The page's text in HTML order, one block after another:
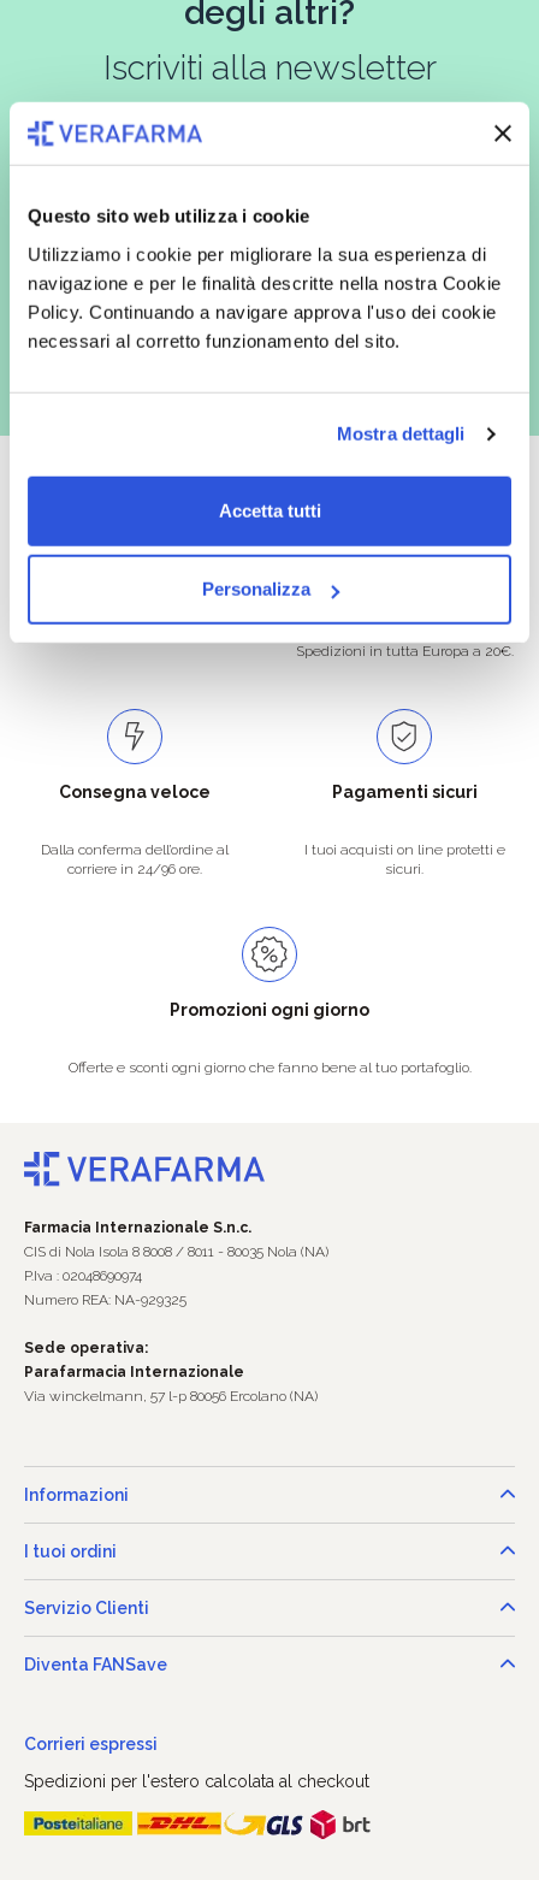
Questo sito web utilizza i cookie
Utilizziamo i cookie per migliorare la sua esperienza di
navigazione e per le finalità descritte nella nostra Cookie
Policy. Continuando a navigare approva l'uso dei cookie
necessari al corretto funzionamento del sito.
Mostra dettagli
Accetta tutti
Personalizza
degli altri?
Iscriviti alla newsletter
redatta ai sensi del Regolamento EU 2016/679, acconsento
espressamente al trattamento dei miei dati personali per finalità
commerciali da parte di Verafarma, tra cui invio di comunicazioni
marketing (con modalità telematiche - quali ad es. newsletter ed e-mail
con inviti e comunicazioni commerciali - e modalità tradizionali, quali ad
es. posta cartacea)
Oltre 50.000 prodotti Spedizione gratuita
Spedizioni in tutta Europa a 20€.
Consegna veloce
Dalla conferma dell’ordine al
corriere in 24/96 ore.
Pagamenti sicuri
I tuoi acquisti on line protetti e
sicuri.
Promozioni ogni giorno
Offerte e sconti ogni giorno che fanno bene al tuo portafoglio.
Farmacia Internazionale S.n.c.
CIS di Nola Isola 8 8008 / 8011 - 80035 Nola (NA)
P.Iva : 02048690974
Numero REA: NA-929325
Sede operativa:
Parafarmacia Internazionale
Via winckelmann, 57 l-p 80056 Ercolano (NA)
Informazioni
I tuoi ordini
Servizio Clienti
Diventa FANSave
Corrieri espressi
Spedizioni per l'estero calcolata al checkout